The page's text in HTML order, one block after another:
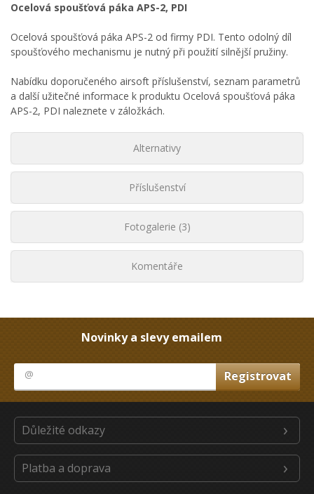
Ocelová spoušťová páka APS-2, PDI
Ocelová spoušťová páka APS-2 od firmy PDI. Tento odolný díl
spoušťového mechanismu je nutný při použití silnější pružiny.
Nabídku doporučeného airsoft příslušenství, seznam parametrů
a další užitečné informace k produktu Ocelová spoušťová páka
APS-2, PDI naleznete v záložkách.
Alternativy
Příslušenství
Fotogalerie (3)
Komentáře
Novinky a slevy emailem
Důležité odkazy
Platba a doprava